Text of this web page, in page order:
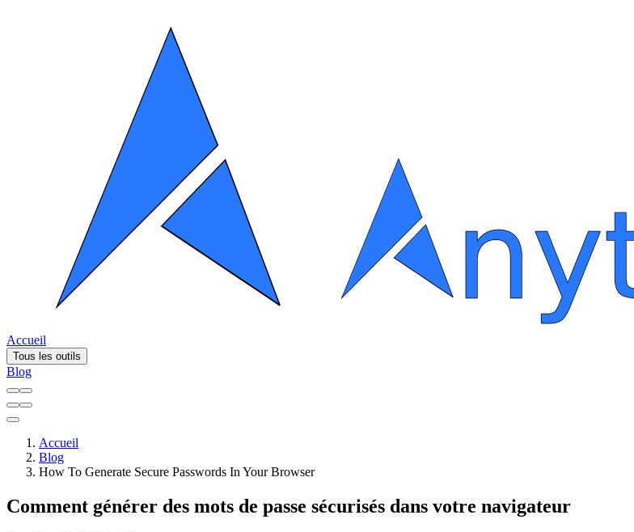
Accueil
Tous les outils
Blog
Accueil
Blog
How To Generate Secure Passwords In Your Browser
Comment générer des mots de passe sécurisés dans votre navigateur